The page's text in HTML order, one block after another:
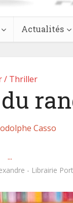
Actualités
/ Thriller
Casso
...
- Librairie